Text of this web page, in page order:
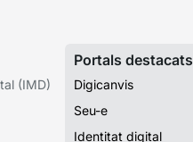
(IMD)
Portals destacats
Digicanvis
Seu-e
Identitat digital